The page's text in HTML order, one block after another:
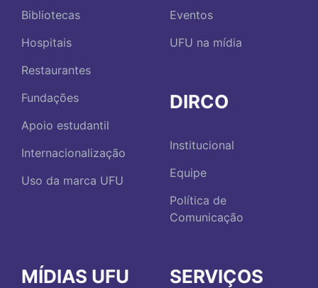
Bibliotecas
Hospitais
Restaurantes
Fundações
Apoio estudantil
Internacionalização
Uso da marca UFU
Eventos
UFU na mídia
DIRCO
Institucional
Equipe
Política de
Comunicação
MÍDIAS UFU SERVIÇOS